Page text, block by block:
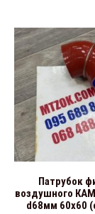
Патрубок
воздушного
d68мм 60х60